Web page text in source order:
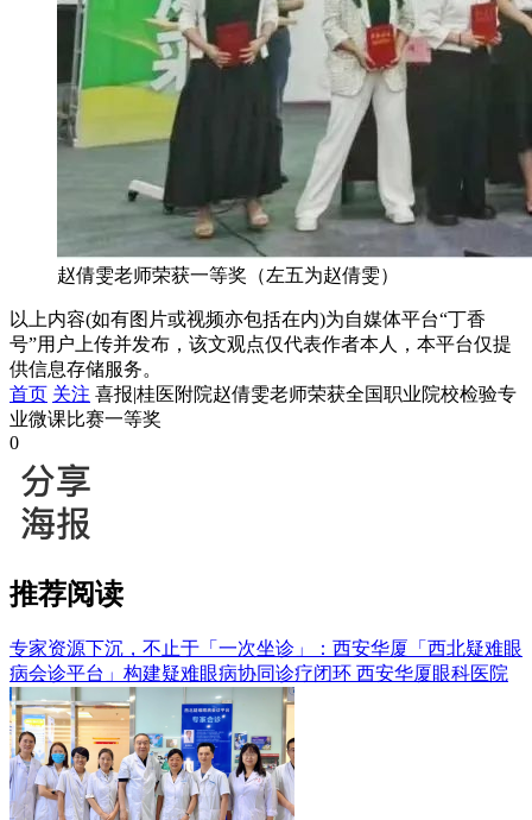
赵倩雯老师荣获一等奖（左五为赵倩雯）
以上内容(如有图片或视频亦包括在内)为自媒体平台“丁香
号”用户上传并发布，该文观点仅代表作者本人，本平台仅提
供信息存储服务。
首页 关注 喜报|桂医附院赵倩雯老师荣获全国职业院校检验专
业微课比赛一等奖
0
推荐阅读
专家资源下沉，不止于「一次坐诊」：西安华厦「西北疑难眼
病会诊平台」构建疑难眼病协同诊疗闭环 西安华厦眼科医院